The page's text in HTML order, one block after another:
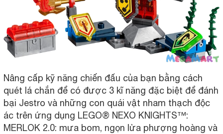
Nâng cấp kỹ năng chiến đấu của bạn bằng cách
quét lá chắn để có được 3 kĩ năng đặc biệt để đánh
bại Jestro và những con quái vật nham thạch độc
ác trên ứng dụng LEGO® NEXO KNIGHTS™:
MERLOK 2.0: mưa bom, ngọn lửa phượng hoàng và